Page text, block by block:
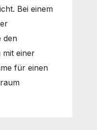
Bei einem
den
mit einer
für einen